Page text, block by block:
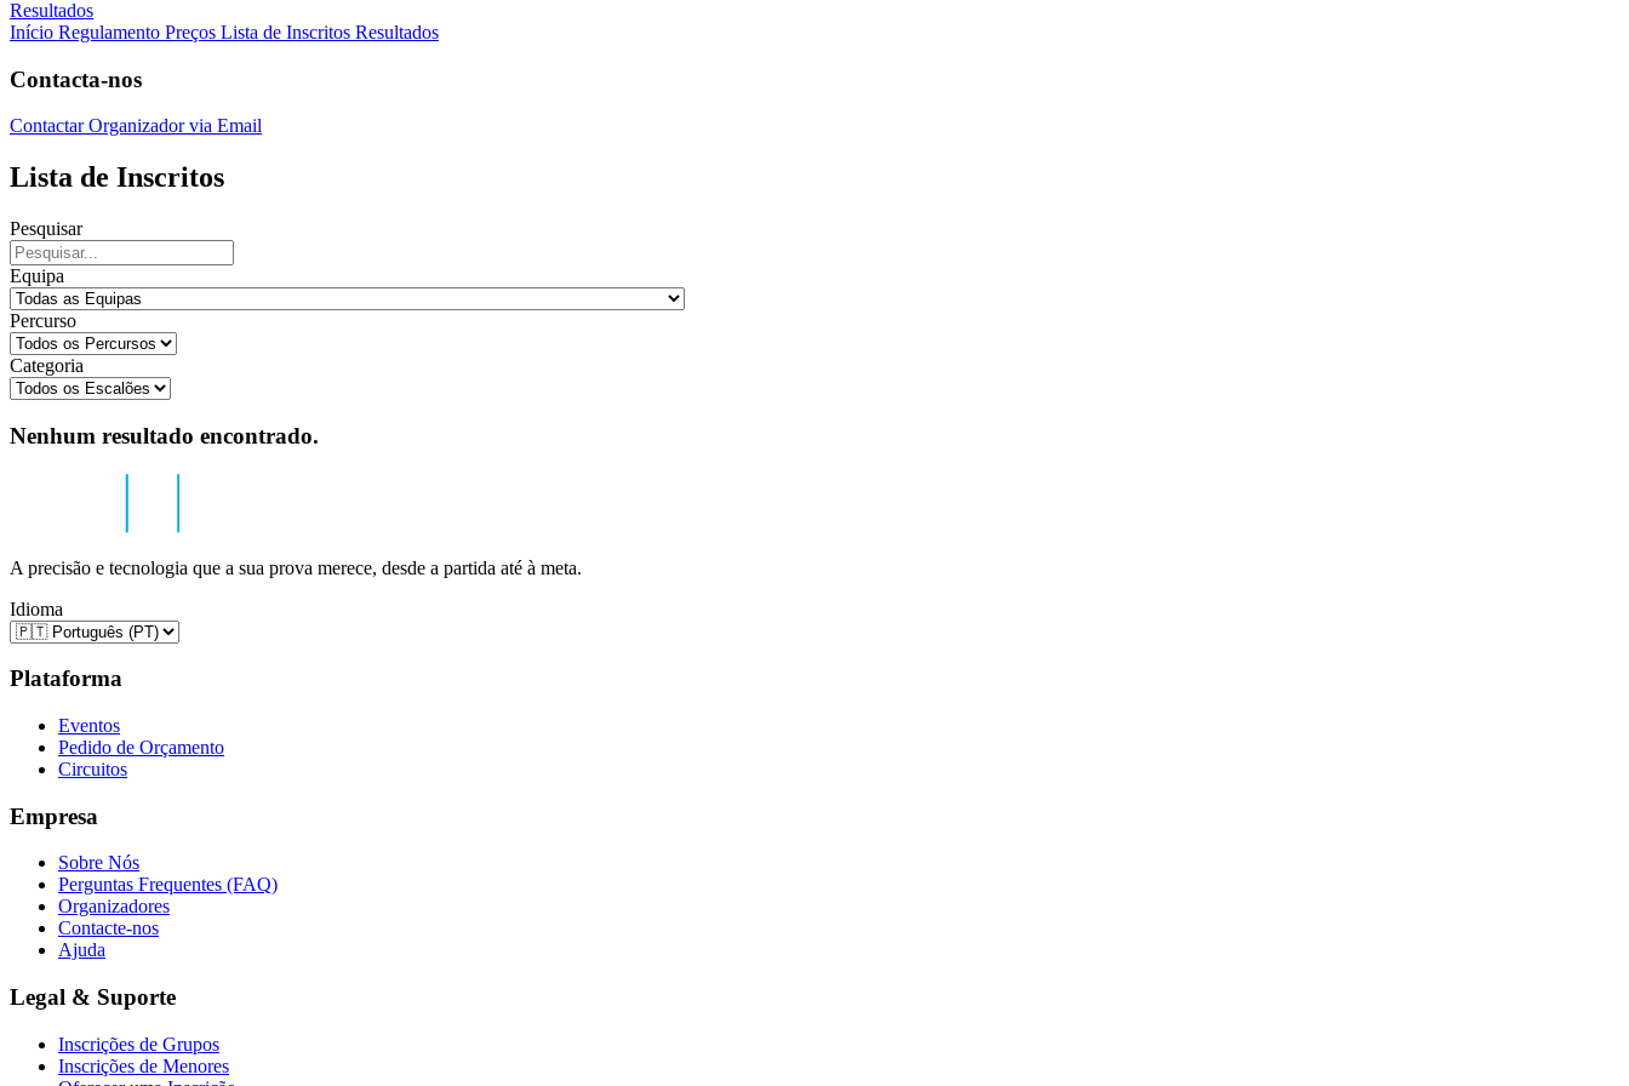
Resultados
Início Regulamento Preços Lista de Inscritos Resultados
Contacta-nos
Contactar Organizador via Email
Lista de Inscritos
Pesquisar
Equipa
Percurso
Categoria
Nenhum resultado encontrado.
A precisão e tecnologia que a sua prova merece, desde a partida até à meta.
Idioma
Plataforma
Eventos
Pedido de Orçamento
Circuitos
Empresa
Sobre Nós
Perguntas Frequentes (FAQ)
Organizadores
Contacte-nos
Ajuda
Legal & Suporte
Inscrições de Grupos
Inscrições de Menores